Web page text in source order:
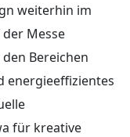
weiterhin im
Messe
Bereichen
energieeffizientes
für kreative